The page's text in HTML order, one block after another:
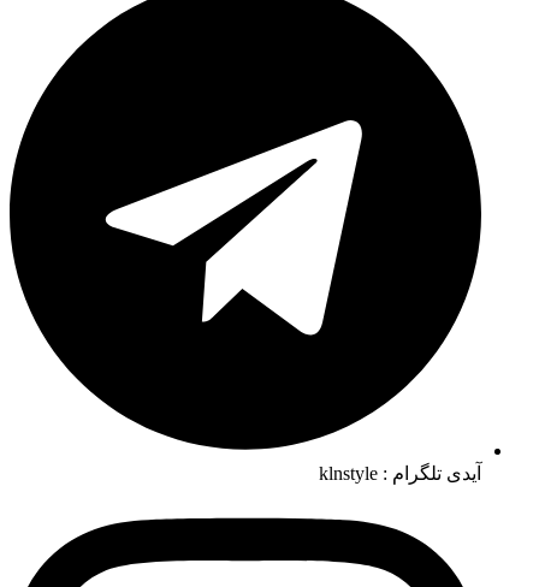
آیدی تلگرام : klnstyle